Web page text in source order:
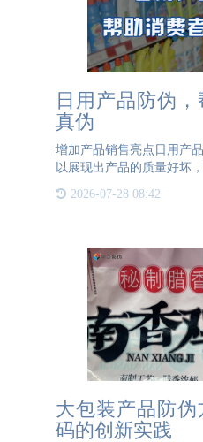
日用产品防伪
真伪
增加产品销售亮点日用产
以展现出产品的质量好坏
对产品做出一个判断，防
2026-07-28 08:42
大包装产品防
码的创新实践